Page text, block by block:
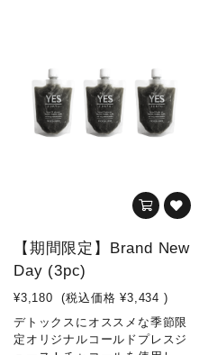
【期間限定】Brand New
Day (3pc)
¥3,180 (税込価格 ¥3,434 )
デトックスにオススメな季節限
定オリジナルコールドプレスジ